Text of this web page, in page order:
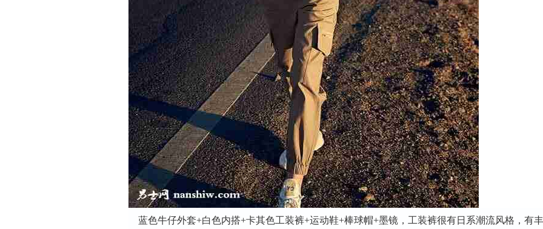
蓝色牛仔外套+白色内搭+卡其色工装裤+运动鞋+棒球帽+墨镜，工装裤很有日系潮流风格，有